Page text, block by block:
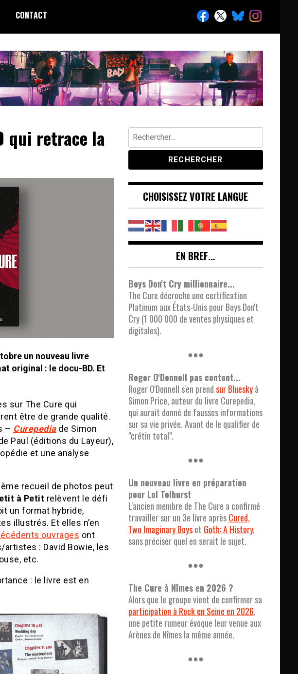
CONTACT
qui retrace la
un nouveau livre
original : le docu-BD. Et
sur The Cure qui
être de grande qualité.
– Curepedia de Simon
Paul (éditions du Layeur),
et une analyse
recueil de photos peut
à Petit relèvent le défi
un format hybride,
illustrés. Et elles n’en
ouvrages ont
artistes : David Bowie, les
etc.
: le livre est en
Rechercher :
CHOISISSEZ VOTRE LANGUE
EN BREF…
Boys Don't Cry millionnaire...
The Cure décroche une certification
Platinum aux États-Unis pour Boys Don't
Cry (1 000 000 de ventes physiques et
digitales).
●●●
Roger O'Donnell pas content...
Roger O'Donnell s'en prendsur Blueskyà
Simon Price, auteur du livre Curepedia,
qui aurait donné de fausses informations
sur sa vie privée. Avant de le qualifier de
"crétin total".
●●●
Un nouveau livre en préparation
pour Lol Tolhurst
L'ancien membre de The Cure a confirmé
travailler sur un 3e livre aprèsCured,
Two Imaginary Boyset Goth: A History,
sans préciser quel en serait le sujet.
●●●
The Cure à Nîmes en 2026 ?
Alors que le groupe vient de confirmer sa
participation à Rock en Seine en 2026,
une petite rumeur évoque leur venue aux
Arènes de Nîmes la même année.
●●●